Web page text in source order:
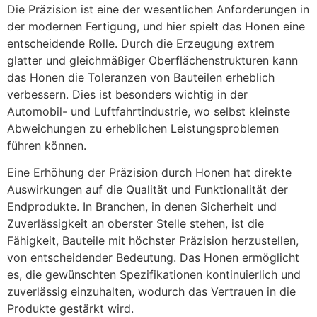
Die Präzision ist eine der wesentlichen Anforderungen in
der modernen Fertigung, und hier spielt das Honen eine
entscheidende Rolle. Durch die Erzeugung extrem
glatter und gleichmäßiger Oberflächenstrukturen kann
das Honen die Toleranzen von Bauteilen erheblich
verbessern. Dies ist besonders wichtig in der
Automobil- und Luftfahrtindustrie, wo selbst kleinste
Abweichungen zu erheblichen Leistungsproblemen
führen können.
Eine Erhöhung der Präzision durch Honen hat direkte
Auswirkungen auf die Qualität und Funktionalität der
Endprodukte. In Branchen, in denen Sicherheit und
Zuverlässigkeit an oberster Stelle stehen, ist die
Fähigkeit, Bauteile mit höchster Präzision herzustellen,
von entscheidender Bedeutung. Das Honen ermöglicht
es, die gewünschten Spezifikationen kontinuierlich und
zuverlässig einzuhalten, wodurch das Vertrauen in die
Produkte gestärkt wird.